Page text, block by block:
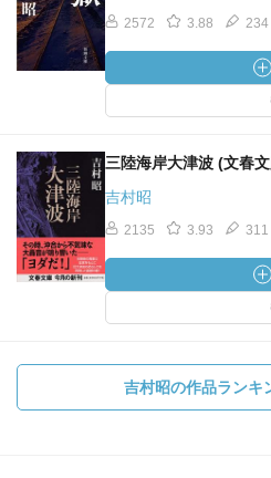
2572 3.88 234
三陸海岸大津波 (文春
吉村昭
2135 3.93 311
吉村昭の作品ランキ